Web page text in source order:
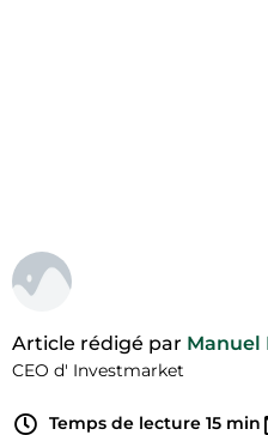
Article rédigé par Manuel
CEO d' Investmarket
Temps de lecture 15 min